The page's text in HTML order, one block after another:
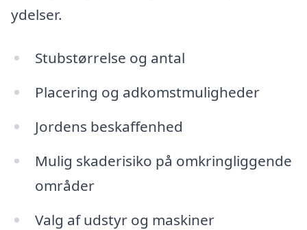
ydelser.
Stubstørrelse og antal
Placering og adkomstmuligheder
Jordens beskaffenhed
Mulig skaderisiko på omkringliggende
områder
Valg af udstyr og maskiner